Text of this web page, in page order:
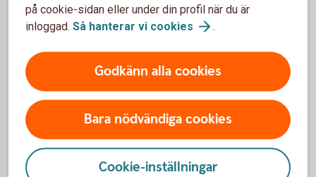
Stäng kort
tillfälligt
Kan ha glömt kortet hemma
Stänga kort
på cookie-sidan eller under din profil när du är
inloggad. Så hanterar vi cookies .
Godkänn alla cookies
Bara nödvändiga cookies
Cookie-inställningar